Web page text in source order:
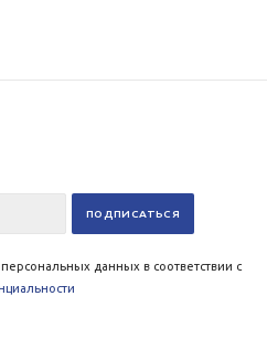
данных в соответствии с